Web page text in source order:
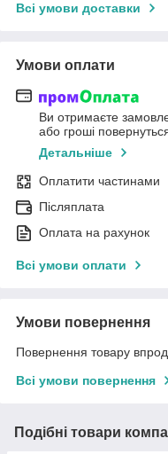
Всі умови доставки
Умови оплати
Ви отримаєте
або гроші
Детальніше
Оплатити частинами
Післяплата
Оплата на рахунок
Всі умови оплати
Умови повернення
Повернення товару
Всі умови повернення
Подібні товари